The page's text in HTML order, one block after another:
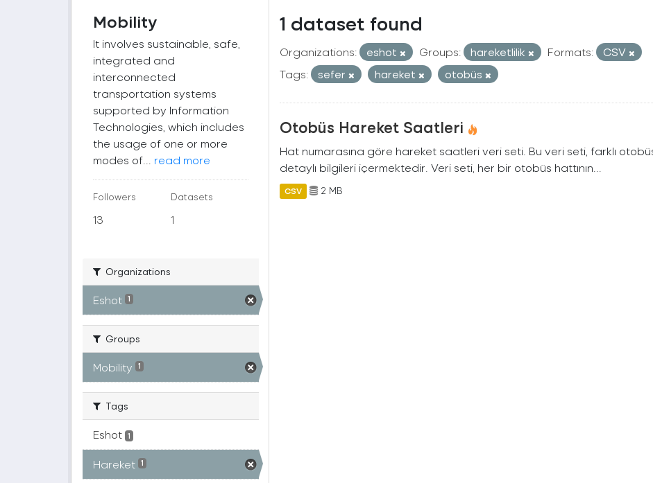
Mobility
It involves sustainable, safe,
integrated and
interconnected
transportation systems
supported by Information
Technologies, which includes
the usage of one or more
modes of... read more
Followers
13
Datasets
1
Organizations
Eshot 1
Groups
Mobility 1
Tags
Eshot 1
Hareket 1
1 dataset found
Organizations: eshot Groups: hareketlilik Formats:
CSV
Tags:
sefer hareket otobüs
Otobüs Hareket Saatleri
Hat numarasına göre hareket saatleri veri seti. Bu veri seti, farklı
detaylı bilgileri içermektedir. Veri seti, her bir otobüs hattının...
CSV 2 MB